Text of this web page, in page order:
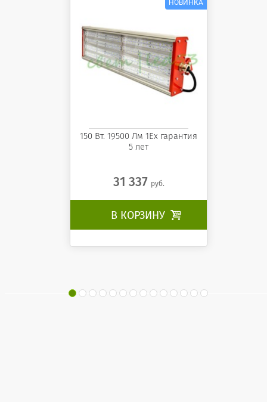
150 Вт. 19500 Лм 1Ех гарантия
5 лет
31 337 руб.
В КОРЗИНУ 